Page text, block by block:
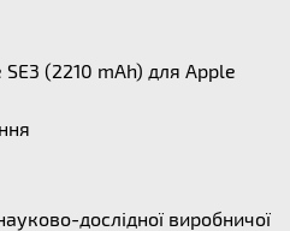
(2210 mAh) для Apple
дослідної виробничої